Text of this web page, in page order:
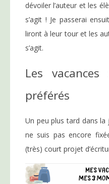
dévoiler l’auteur et les
s’agit ! Je passerai
liront à leur tour et les
s’agit.
Les
préférés
Un peu plus tard dans
ne suis pas encore
(très) court projet